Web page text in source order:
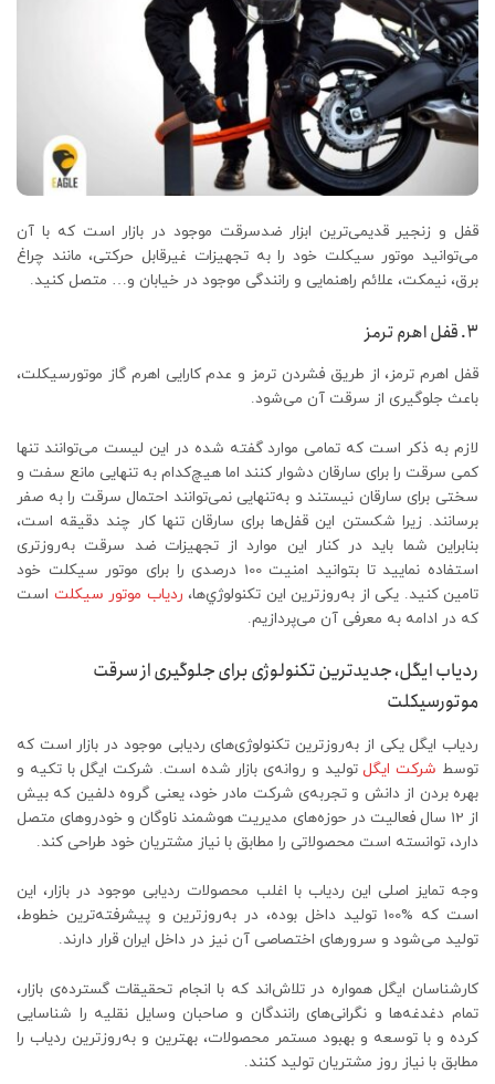
قفل و زنجیر قدیمی‌ترین ابزار ضدسرقت موجود در بازار است که با آن
می‌توانید موتور سیکلت خود را به تجهیزات غیرقابل حرکتی، مانند چراغ
برق، نیمکت، علائم راهنمایی و رانندگی موجود در خیابان و… متصل کنید.
۳. قفل اهرم ترمز
قفل اهرم ترمز، از طریق فشردن ترمز و عدم کارایی اهرم گاز موتورسیکلت،
باعث جلوگیری از سرقت آن می‌شود.
لازم به ذکر است که تمامی موارد گفته شده در این لیست می‌توانند تنها
کمی سرقت را برای سارقان دشوار کنند اما هیچ‌کدام به تنهایی مانع سفت و
سختی برای سارقان نیستند و به‌تنهایی نمی‌توانند احتمال سرقت را به صفر
برسانند. زیرا شکستن این قفل‌ها برای سارقان تنها کار چند دقیقه است،
بنابراین شما باید در کنار این موارد از تجهیزات ضد سرقت به‌روزتری
استفاده نمایید تا بتوانید امنیت 100 درصدی را برای موتور سیکلت خود
تامین کنید. یکی از به‌روزترین این تکنولوژي‌ها، ردیاب موتور سیکلت است
که در ادامه به معرفی آن می‌پردازیم.
ردیاب ایگل، جدیدترین تکنولوژی برای جلوگیری از سرقت
موتورسیکلت
ردیاب ایگل یکی از به‌روزترین تکنولوژی‌های ردیابی موجود در بازار است که
توسط شرکت ایگل تولید و روانه‌‌ی بازار شده است. شرکت ایگل با تکیه و
بهره بردن از دانش و تجربه‌ی شرکت مادر خود، یعنی گروه دلفین که بیش
از 12 سال فعالیت در حوزه‌های مدیریت هوشمند ناوگان و خودروهای متصل
دارد، توانسته است محصولاتی را مطابق با نیاز مشتریان خود طراحی کند.
وجه تمایز اصلی این ردیاب با اغلب محصولات ردیابی موجود در بازار، این
است که %100 تولید داخل بوده، در به‌روزترین و پیشرفته‌ترین خطوط،
تولید می‌شود و سرورهای اختصاصی آن نیز در داخل ایران قرار دارند.
کارشناسان ایگل همواره در تلاش‌اند که با انجام تحقیقات گسترده‌ی بازار،
تمام دغدغه‌ها و نگرانی‌های رانندگان و صاحبان وسایل نقلیه را شناسایی
کرده و با توسعه‌ و بهبود مستمر محصولات، بهترین و به‌روزترین ردیاب را
مطابق با نیاز روز مشتریان تولید کنند.